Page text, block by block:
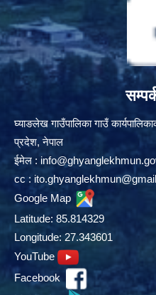
घ्याङलेख गाउँपालिका गाउँ
प्रदेश, नेपाल
ईमेल :
cc :
Google Map
Latitude: 85.814329
Longitude: 27.343601
YouTube
Facebook